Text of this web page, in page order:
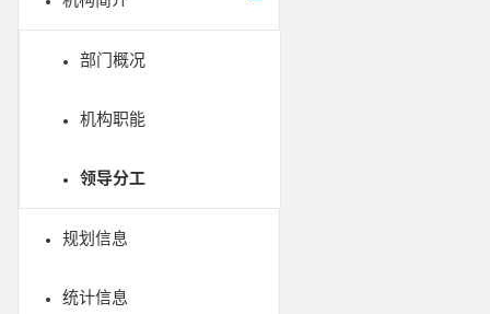
部门概况
机构职能
领导分工
规划信息
统计信息